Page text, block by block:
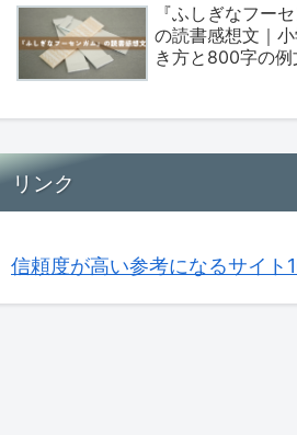
『ふしぎなフーセ
の読書感想文｜
き方と800字の例
リンク
信頼度が高い参考になるサイト